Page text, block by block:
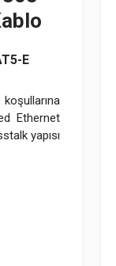
E
Ethernet
yapısı